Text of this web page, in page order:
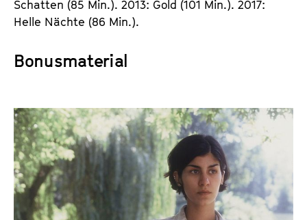
Schatten (85 Min.). 2013: Gold (101 Min.). 2017:
Helle Nächte (86 Min.).
Bonusmaterial
A
u
d
i
o